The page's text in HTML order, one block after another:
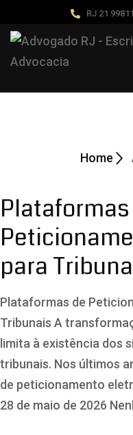
RJ 21
Home
para
Plataformas de
Tribunais A
limita à existência dos
tribunais. Nos últimos
de peticionamento
28 de maio de 2026